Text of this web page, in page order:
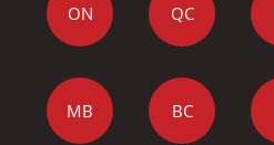
ON QC
MB BC